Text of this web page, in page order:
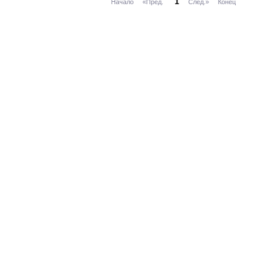
Начало «Пред. След.» Конец